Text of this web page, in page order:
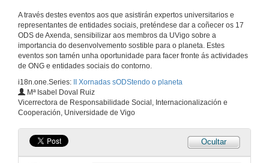
A través destes eventos aos que asistirán expertos universitarios e
representantes de entidades sociais, preténdese dar a coñecer os 17
ODS de Axenda, sensibilizar aos membros da UVigo sobre a
importancia do desenvolvemento sostible para o planeta. Estes
eventos son tamén unha oportunidade para facer fronte ás actividades
de ONG e entidades sociais do contorno.
i18n.one.Series:
II Xornadas sODStendo o planeta
Mª Isabel Doval Ruiz
Vicerrectora de Responsabilidade Social, Internacionalización e
Cooperación, Universidade de Vigo
Ocultar
13 de maio de 2021
Conferencia
13 de maio de 2021
Mercado social galego: Entidade Reas Galiza (Fiare Banca Ética)
Conferencia